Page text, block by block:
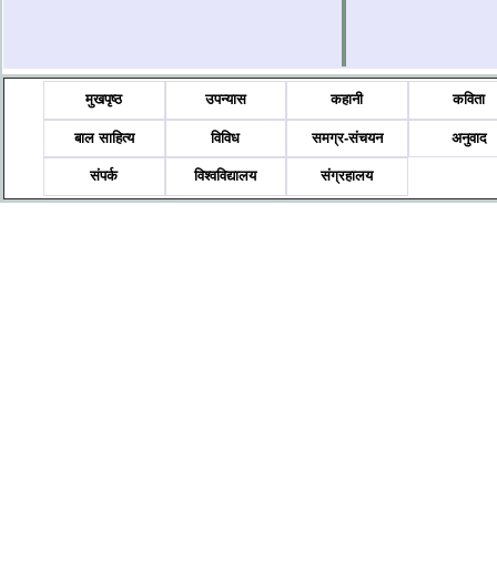
मुखपृष्ठ उपन्यास कहानी कविता
बाल साहित्य विविध समग्र-संचयन अनुवाद
संपर्क विश्वविद्यालय संग्रहालय